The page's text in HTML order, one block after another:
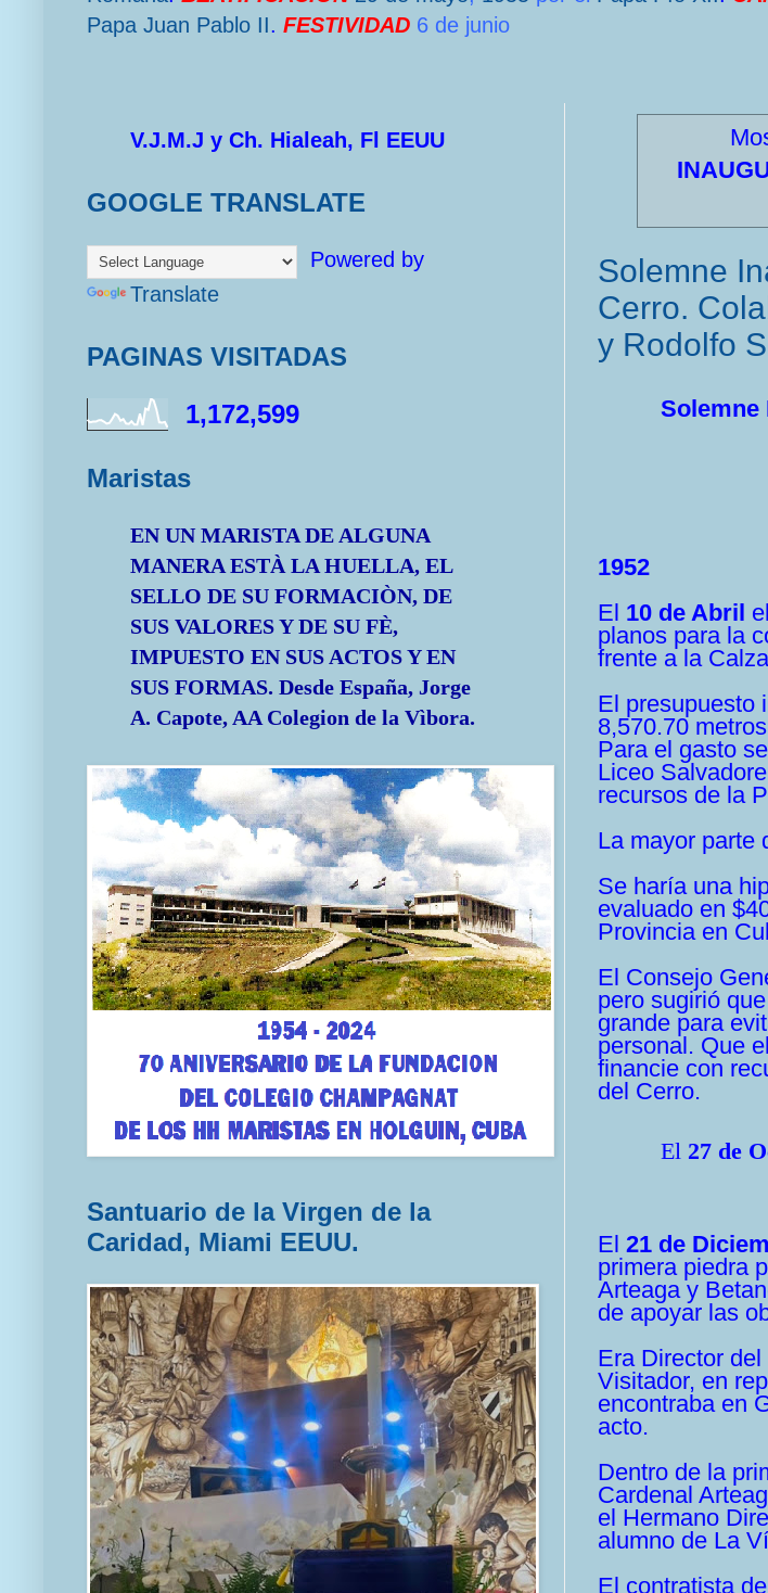
Papa Juan Pablo II. FESTIVIDAD 6 de junio
Solemne
Cerro.
y Rodolfo
Solemne
1952
El 10 de Abril
planos para la
frente a la
El presupuesto
8,570.70
Para el gasto
Liceo
recursos de la
La mayor parte
Se haría una
evaluado en
Provincia en
El Consejo
pero sugirió
grande para
personal. Que
financie con
del Cerro.
El 27 de
El 21 de
primera piedra
Arteaga y
de apoyar las
Era Director
Visitador, en
encontraba en
acto.
Dentro de la
Cardenal
el Hermano
alumno de La
El contratista
V.J.M.J y Ch. Hialeah, Fl EEUU
GOOGLE TRANSLATE
Powered by
Translate
PAGINAS VISITADAS
1,172,599
Maristas
EN UN MARISTA DE ALGUNA
MANERA ESTÀ LA HUELLA, EL
SELLO DE SU FORMACIÒN, DE
SUS VALORES Y DE SU FÈ,
IMPUESTO EN SUS ACTOS Y EN
SUS FORMAS. Desde España, Jorge
A. Capote, AA Colegion de la Vìbora.
Santuario de la Virgen de la
Caridad, Miami EEUU.